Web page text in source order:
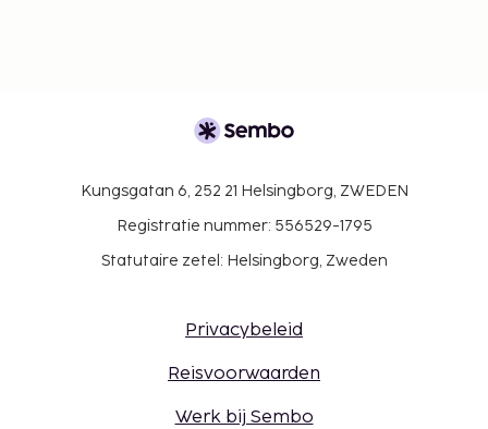
Kungsgatan 6, 252 21 Helsingborg, ZWEDEN
Registratie nummer: 556529-1795
Statutaire zetel: Helsingborg, Zweden
Privacybeleid
Reisvoorwaarden
Werk bij Sembo